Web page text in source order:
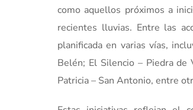
como aquellos próximos a
recientes lluvias. Entre las
planificada en varias vías,
Belén; El Silencio – Piedra de
Patricia – San Antonio, entre